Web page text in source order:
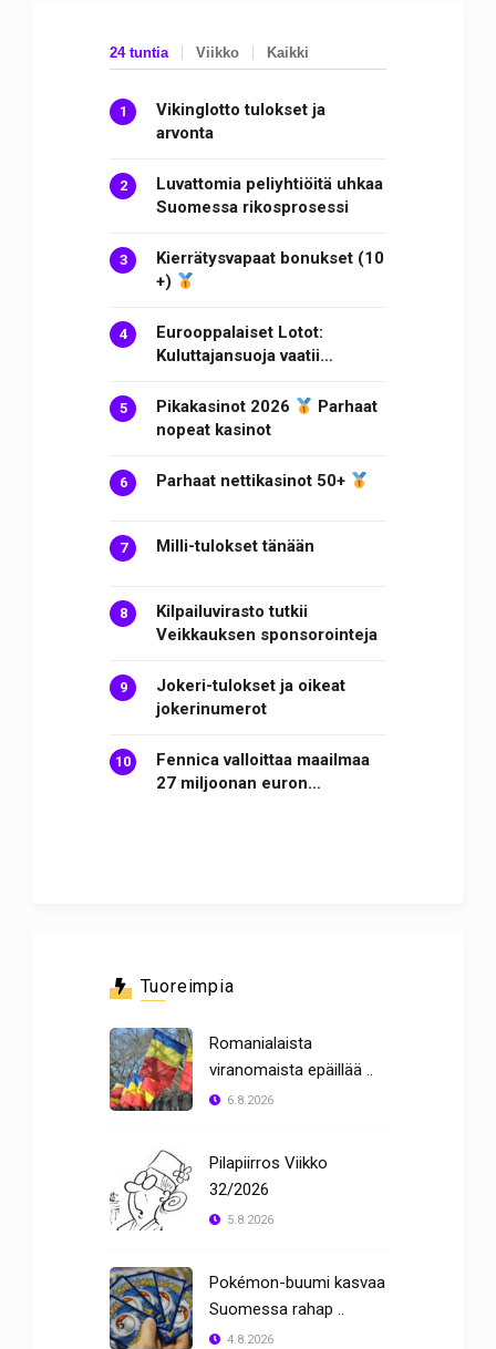
24 tuntia Viikko Kaikki
Vikinglotto tulokset ja
arvonta
Luvattomia peliyhtiöitä uhkaa
Suomessa rikosprosessi
Kierrätysvapaat bonukset (10
+)
Eurooppalaiset Lotot:
Kuluttajansuoja vaatii…
Pikakasinot 2026
Parhaat
nopeat kasinot
Parhaat nettikasinot 50+
Milli-tulokset tänään
Kilpailuvirasto tutkii
Veikkauksen sponsorointeja
Jokeri-tulokset ja oikeat
jokerinumerot
Fennica valloittaa maailmaa
27 miljoonan euron…
Tuoreimpia
Romanialaista
viranomaista epäillää ..
6.8.2026
Pilapiirros Viikko
32/2026
5.8.2026
Pokémon-buumi kasvaa
Suomessa rahap ..
4.8.2026